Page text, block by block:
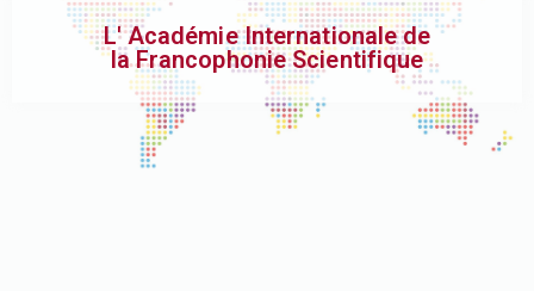
L' Académie Internationale de
la Francophonie Scientifique